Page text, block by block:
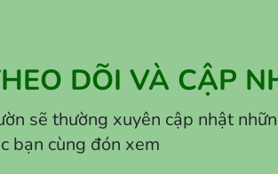
DÕI VÀ CẬP
sẽ thường xuyên cập nhật
bạn cùng đón xem